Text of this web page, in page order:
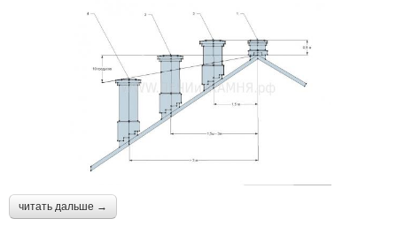
читать дальше →